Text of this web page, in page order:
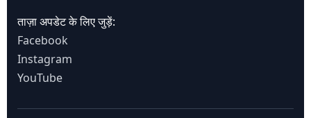
ताज़ा अपडेट के लिए जुड़ें:
Facebook
Instagram
YouTube